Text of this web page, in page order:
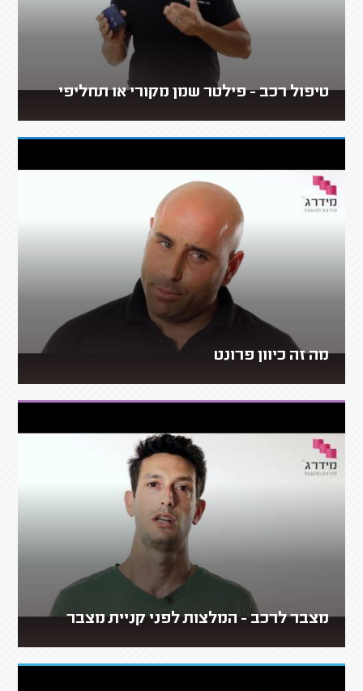
טיפול רכב - פילטר שמן מקורי או תחליפי
מה זה כיוון פרונט
מצבר לרכב - המלצות לפני קניית מצבר